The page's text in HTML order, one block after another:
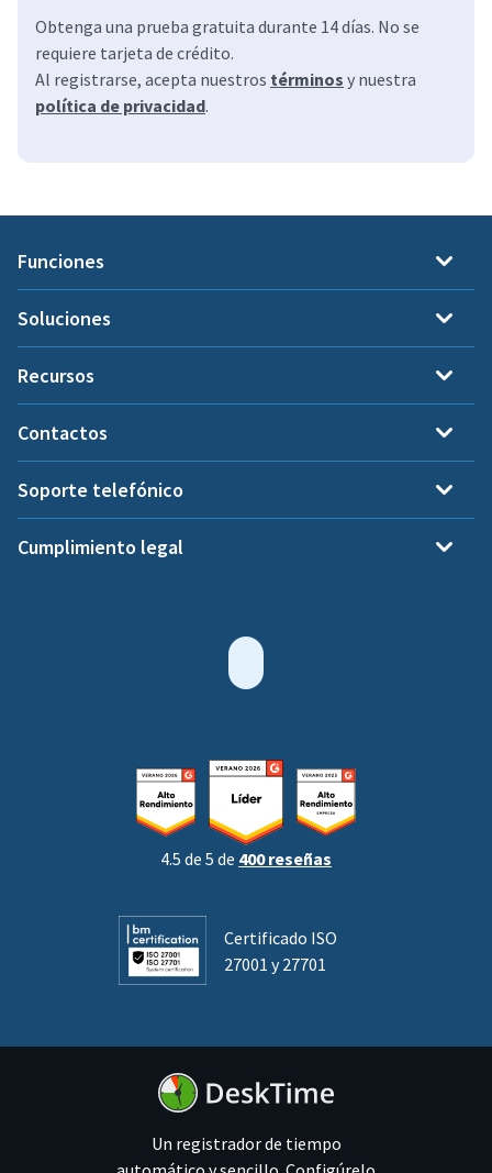
Obtenga una prueba gratuita durante 14 días. No se
requiere tarjeta de crédito.
Al registrarse, acepta nuestros términos y nuestra
política de privacidad.
Funciones
Soluciones
Recursos
Contactos
Soporte telefónico
Cumplimiento legal
4.5 de 5 de 400 reseñas
Certificado ISO
27001 y 27701
Un registrador de tiempo